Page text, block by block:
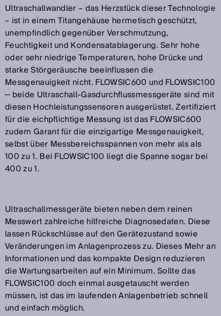
Ultraschallwandler – das Herzstück dieser Technologie
– ist in einem Titangehäuse hermetisch geschützt,
unempfindlich gegenüber Verschmutzung,
Feuchtigkeit und Kondensatablagerung. Sehr hohe
oder sehr niedrige Temperaturen, hohe Drücke und
starke Störgeräusche beeinflussen die
Messgenauigkeit nicht. FLOWSIC600 und FLOWSIC100
‒ beide Ultraschall-Gasdurchflussmessgeräte sind mit
diesen Hochleistungssensoren ausgerüstet. Zertifiziert
für die eichpflichtige Messung ist das FLOWSIC600
zudem Garant für die einzigartige Messgenauigkeit,
selbst über Messbereichsspannen von mehr als als
100 zu 1. Bei FLOWSIC100 liegt die Spanne sogar bei
400 zu 1.
Ultraschallmessgeräte bieten neben dem reinen
Messwert zahlreiche hilfreiche Diagnosedaten. Diese
lassen Rückschlüsse auf den Gerätezustand sowie
Veränderungen im Anlagenprozess zu. Dieses Mehr an
Informationen und das kompakte Design reduzieren
die Wartungsarbeiten auf ein Minimum. Sollte das
FLOWSIC100 doch einmal ausgetauscht werden
müssen, ist das im laufenden Anlagenbetrieb schnell
und einfach möglich.